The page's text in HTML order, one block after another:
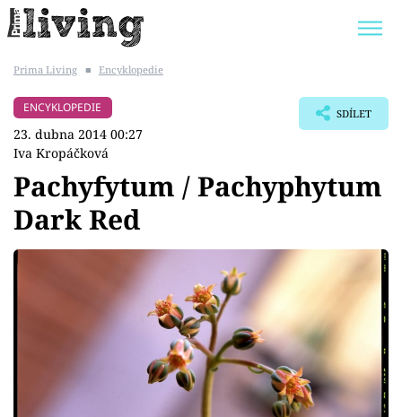
BYDLENÍ SLAVNÝCH
Témata
Zahrada
Design
Sledujte prima+
Prima Living ■ Encyklopedie
ENCYKLOPEDIE
23. dubna 2014 00:27
Iva Kropáčková
SDÍLET
Pachyfytum / Pachyphytum
Dark Red